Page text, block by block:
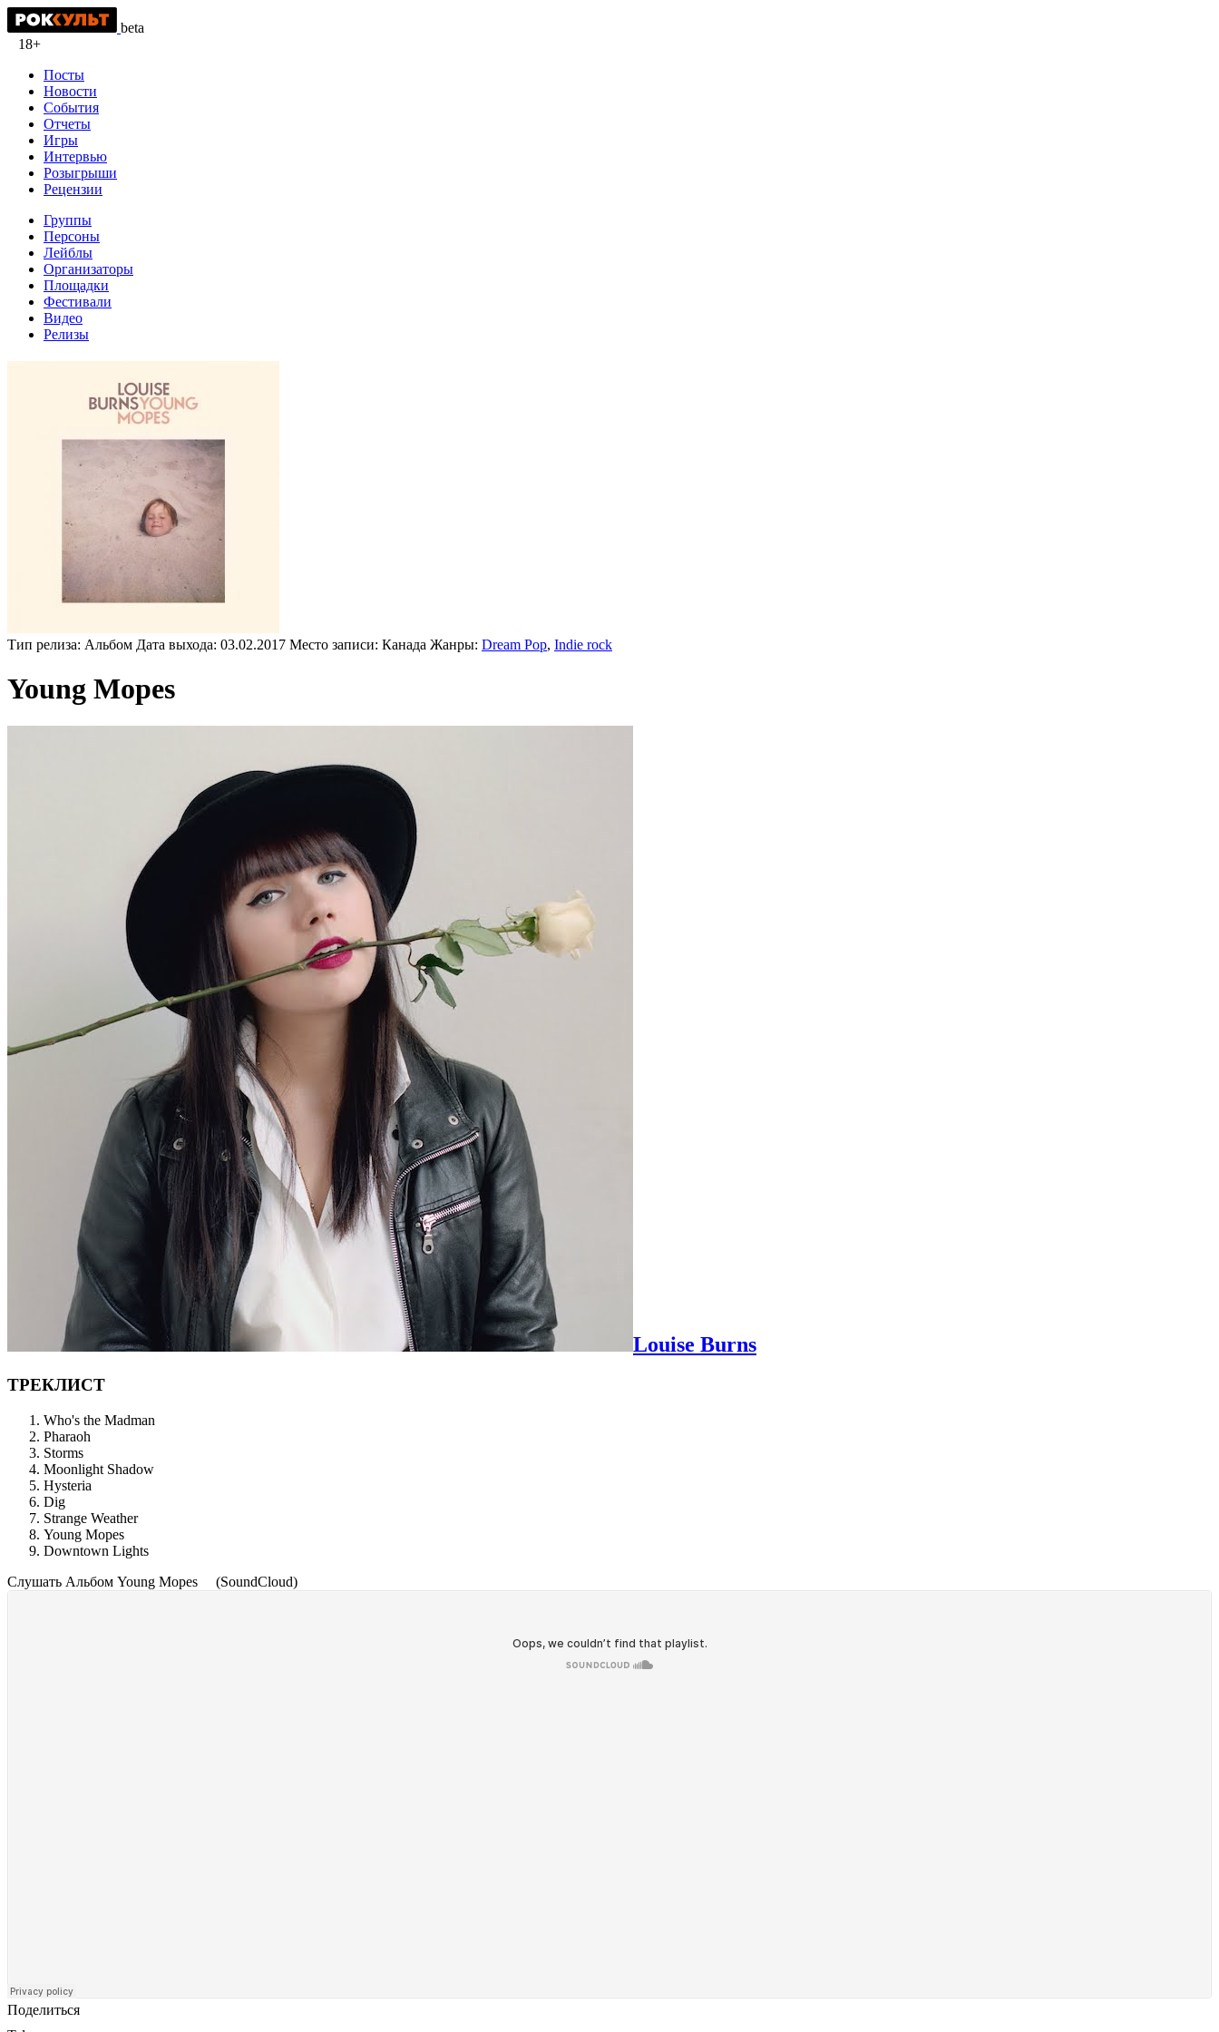
beta
18+
Посты
Новости
События
Отчеты
Игры
Интервью
Розыгрыши
Рецензии
Группы
Персоны
Лейблы
Организаторы
Площадки
Фестивали
Видео
Релизы
Тип релиза: Альбом Дата выхода: 03.02.2017 Место записи: Канада Жанры: Dream Pop, Indie rock
Young Mopes
Louise Burns
ТРЕКЛИСТ
Who's the Madman
Pharaoh
Storms
Moonlight Shadow
Hysteria
Dig
Strange Weather
Young Mopes
Downtown Lights
Cлушать Альбом Young Mopes
(SoundCloud)
Поделиться